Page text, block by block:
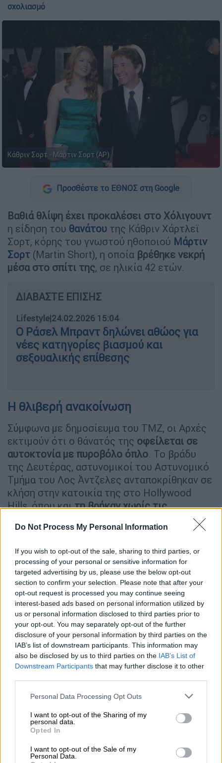
Do Not Process My Personal Information
If you wish to opt-out of the sale, sharing to third parties, or
processing of your personal or sensitive information for
targeted advertising by us, please use the below opt-out
section to confirm your selection. Please note that after your
opt-out request is processed you may continue seeing
interest-based ads based on personal information utilized by
us or personal information disclosed to third parties prior to
your opt-out. You may separately opt-out of the further
disclosure of your personal information by third parties on the
IAB’s list of downstream participants. This information may
also be disclosed by us to third parties on the IAB’s List of
Downstream Participants that may further disclose it to other
Please note that this website/app uses one or more Google
not limited to your visit or usage behaviour. You may click to
grant or deny consent to Google and its third-party tags to
use your data for below specified purposes in below Google
consent section.
Personal Data Processing Opt Outs
I want to opt-out of the Sharing of my
personal data.
Opted In
I want to opt-out of the Sale of my
Personal Data.
σχολιασμό
Κάθριν Σορτ - Μάρτιν Σορτ (AP)
Προσθέστε το ΕΘΝΟΣ στη Google
Βαθιά θλίψη έχει προκαλέσει στο Χόλιγουντ
η είδηση του θανάτου της Κάθριν Χάρτλεϊ
Σορτ, κόρης του γνωστού ηθοποιού Μάρτιν
Σορτ (Martin Short), η οποία βρέθηκε νεκρή
μέσα στο σπίτι της, σε ηλικία 42 ετών.
ΔΙΑΒΑΣΤΕ ΕΠΙΣΗΣ
Lifestyle|24.02.2026 15:04
Ο Ράσελ Μπραντ δηλώνει αθώος για
νέες κατηγορίες βιασμού και
σεξουαλικής επίθεσης
Η θλιβερή ανακοίνωση
Σύμφωνα με δημοσίευμα του TMZ, οι Αρχές
εκτιμούν ότι ο θάνατός της οφείλεται σε
αυτοκτονία με πυροβόλο όπλο. Το βράδυ
της Δευτέρας, αστυνομικοί του Αστυνομικό
Τμήμα του Λος Άντζελες ανταποκρίθηκαν σε
κλήση στην κατοικία της στο Hollywood
Hills, όπου καιτη βρήκαν χωρίς τις
επισήμως την τραγική είδηση, εκδίδοντας
ανακοίνωση εκ μέρους της οικογένειας: «Με
βαθιά θλίψη επιβεβαιώνουμε τον θάνατο της
Κάθριν Χάρτλεϊ Σορτ. Η οικογένεια Σορτ
είναι συντετριμμένη από αυτή την απώλεια
και ζητά ιδιωτικότητα αυτή τη στιγμή. Η
Κάθριν ήταν αγαπητή σε όλους και θα τη
θυμούνται για το φως και τη χαρά που έφερε
στον κόσμο».
εκλιπούσας συζύγου του, Νάνσι Ντόλμαν.
ζευγάρι είχε αποκτήσει ακόμη δύο γιους, τον
Όλιβερ Πάτρικ Σορτ και τον Χένρι Χέιτερ